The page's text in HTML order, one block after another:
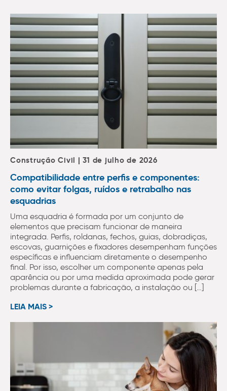
Construção Civil | 31 de julho de 2026
Compatibilidade entre perfis e componentes:
como evitar folgas, ruídos e retrabalho nas
esquadrias
Uma esquadria é formada por um conjunto de
elementos que precisam funcionar de maneira
integrada. Perfis, roldanas, fechos, guias, dobradiças,
escovas, guarnições e fixadores desempenham funções
específicas e influenciam diretamente o desempenho
final. Por isso, escolher um componente apenas pela
aparência ou por uma medida aproximada pode gerar
problemas durante a fabricação, a instalação ou […]
LEIA MAIS >